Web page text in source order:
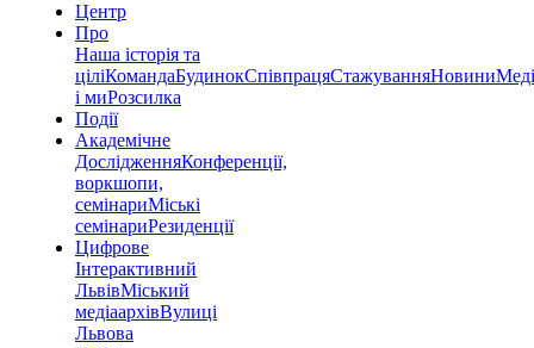
Центр
Про
Наша історія та
ціліКомандаБудинокСпівпрацяСтажуванняНовини
і миРозсилка
Події
Академічне
ДослідженняКонференції,
воркшопи,
семінариМіські
семінариРезиденції
Цифрове
Інтерактивний
ЛьвівМіський
медіаархівВулиці
Львова